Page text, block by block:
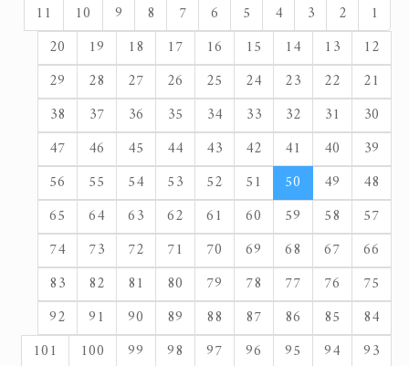
1
2
3
4
5
6
7
8
9
10
11
12
13
14
15
16
17
18
19
20
21
22
23
24
25
26
27
28
29
30
31
32
33
34
35
36
37
38
39
40
41
42
43
44
45
46
47
48
49
50
51
52
53
54
55
56
57
58
59
60
61
62
63
64
65
66
67
68
69
70
71
72
73
74
75
76
77
78
79
80
81
82
83
84
85
86
87
88
89
90
91
92
93
94
95
96
97
98
99
100
101